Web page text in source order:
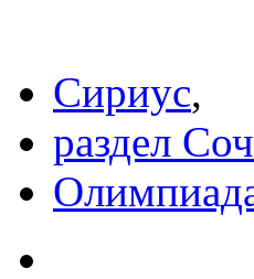
Сириус,
раздел